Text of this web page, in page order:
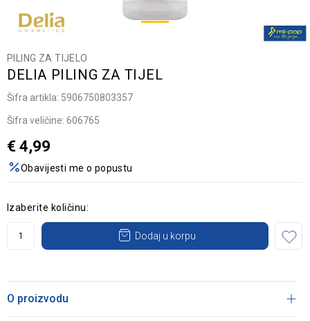
PILING ZA TIJELO
DELIA PILING ZA TIJEL
Šifra artikla: 5906750803357
Šifra veličine: 606765
€ 4,99
Obavijesti me o popustu
Izaberite količinu:
Dodaj u korpu
O proizvodu